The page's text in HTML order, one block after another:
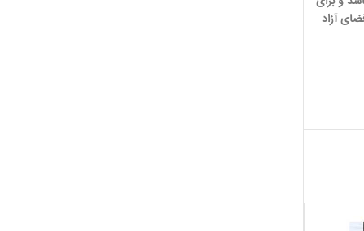
آزاد